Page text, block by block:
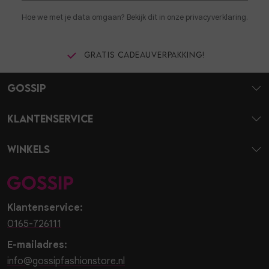
Hoe we met je data omgaan? Bekijk dit in onze privacyverklaring.
Gratis cadeauverpakking!
Klantenservice:
0165-726111
E-mailadres:
info@gossipfashionstore.nl
Gossip
Klantenservice
Winkels